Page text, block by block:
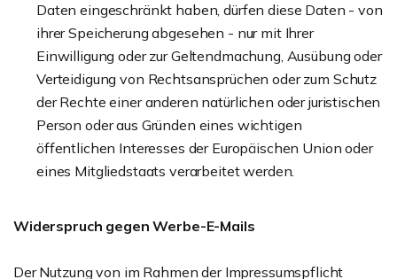
Daten eingeschränkt haben, dürfen diese Daten - von
ihrer Speicherung abgesehen - nur mit Ihrer
Einwilligung oder zur Geltendmachung, Ausübung oder
Verteidigung von Rechtsansprüchen oder zum Schutz
der Rechte einer anderen natürlichen oder juristischen
Person oder aus Gründen eines wichtigen
öffentlichen Interesses der Europäischen Union oder
eines Mitgliedstaats verarbeitet werden.
Widerspruch gegen Werbe-E-Mails
Der Nutzung von im Rahmen der Impressumspflicht